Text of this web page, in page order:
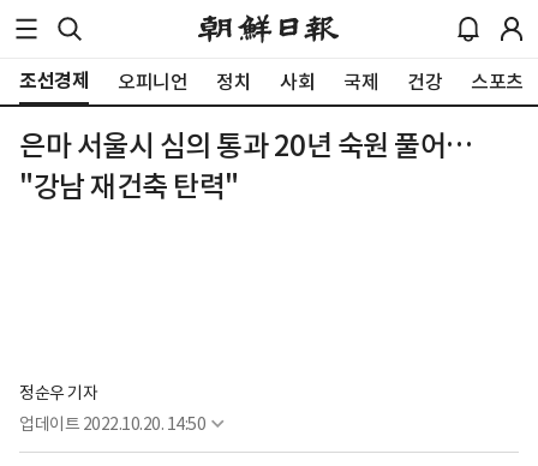
조선경제 오피니언 정치 사회 국제 건강 스포츠
은마 서울시 심의 통과 20년 숙원 풀어…
"강남 재건축 탄력"
정순우 기자
업데이트 2022.10.20. 14:50